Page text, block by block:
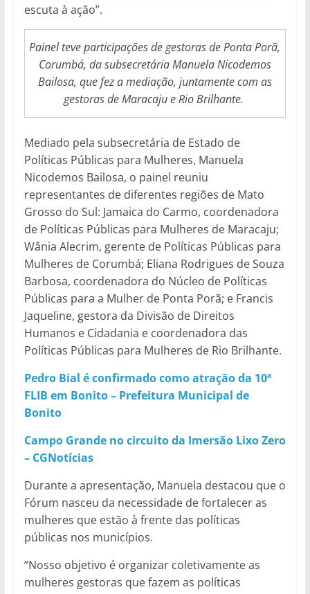
escuta à ação”.
Painel teve participações de gestoras de Ponta Porã,
Corumbá, da subsecretária Manuela Nicodemos
Bailosa, que fez a mediação, juntamente com as
gestoras de Maracaju e Rio Brilhante.
Mediado pela subsecretária de Estado de
Políticas Públicas para Mulheres, Manuela
Nicodemos Bailosa, o painel reuniu
representantes de diferentes regiões de Mato
Grosso do Sul: Jamaica do Carmo, coordenadora
de Políticas Públicas para Mulheres de Maracaju;
Wânia Alecrim, gerente de Políticas Públicas para
Mulheres de Corumbá; Eliana Rodrigues de Souza
Barbosa, coordenadora do Núcleo de Políticas
Públicas para a Mulher de Ponta Porã; e Francis
Jaqueline, gestora da Divisão de Direitos
Humanos e Cidadania e coordenadora das
Políticas Públicas para Mulheres de Rio Brilhante.
Pedro Bial é confirmado como atração da 10ª
FLIB em Bonito – Prefeitura Municipal de
Bonito
Campo Grande no circuito da Imersão Lixo Zero
– CGNotícias
Durante a apresentação, Manuela destacou que o
Fórum nasceu da necessidade de fortalecer as
mulheres que estão à frente das políticas
públicas nos municípios.
“Nosso objetivo é organizar coletivamente as
mulheres gestoras que fazem as políticas